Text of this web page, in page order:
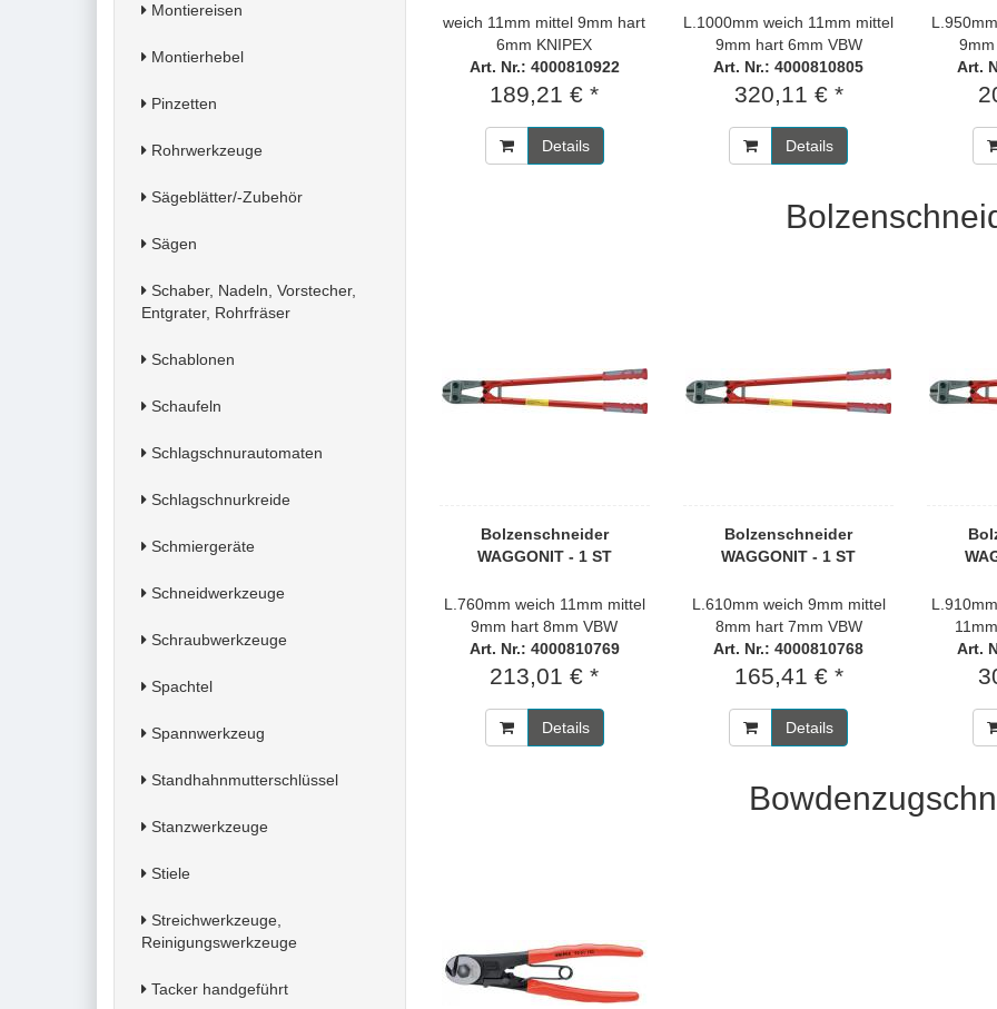
Montiereisen
Montierhebel
Pinzetten
Rohrwerkzeuge
Sägeblätter/-Zubehör
Sägen
Schaber, Nadeln, Vorstecher,
Entgrater, Rohrfräser
Schablonen
Schaufeln
Schlagschnurautomaten
Schlagschnurkreide
Schmiergeräte
Schneidwerkzeuge
Schraubwerkzeuge
Spachtel
Spannwerkzeug
Standhahnmutterschlüssel
Stanzwerkzeuge
Stiele
Streichwerkzeuge,
Reinigungswerkzeuge
Tacker handgeführt
weich 11mm mittel 9mm hart
6mm KNIPEX
Art. Nr.: 4000810922
189,21 € *
Details
L.1000mm weich 11mm mittel
9mm hart 6mm VBW
Art. Nr.: 4000810805
320,11 € *
Details
Art.
Bolzenschneider
WAGGONIT - 1 ST
L.760mm weich 11mm mittel
9mm hart 8mm VBW
Art. Nr.: 4000810769
213,01 € *
Details
Bolzenschneider
WAGGONIT - 1 ST
L.610mm weich 9mm mittel
8mm hart 7mm VBW
Art. Nr.: 4000810768
165,41 € *
Details
Art.